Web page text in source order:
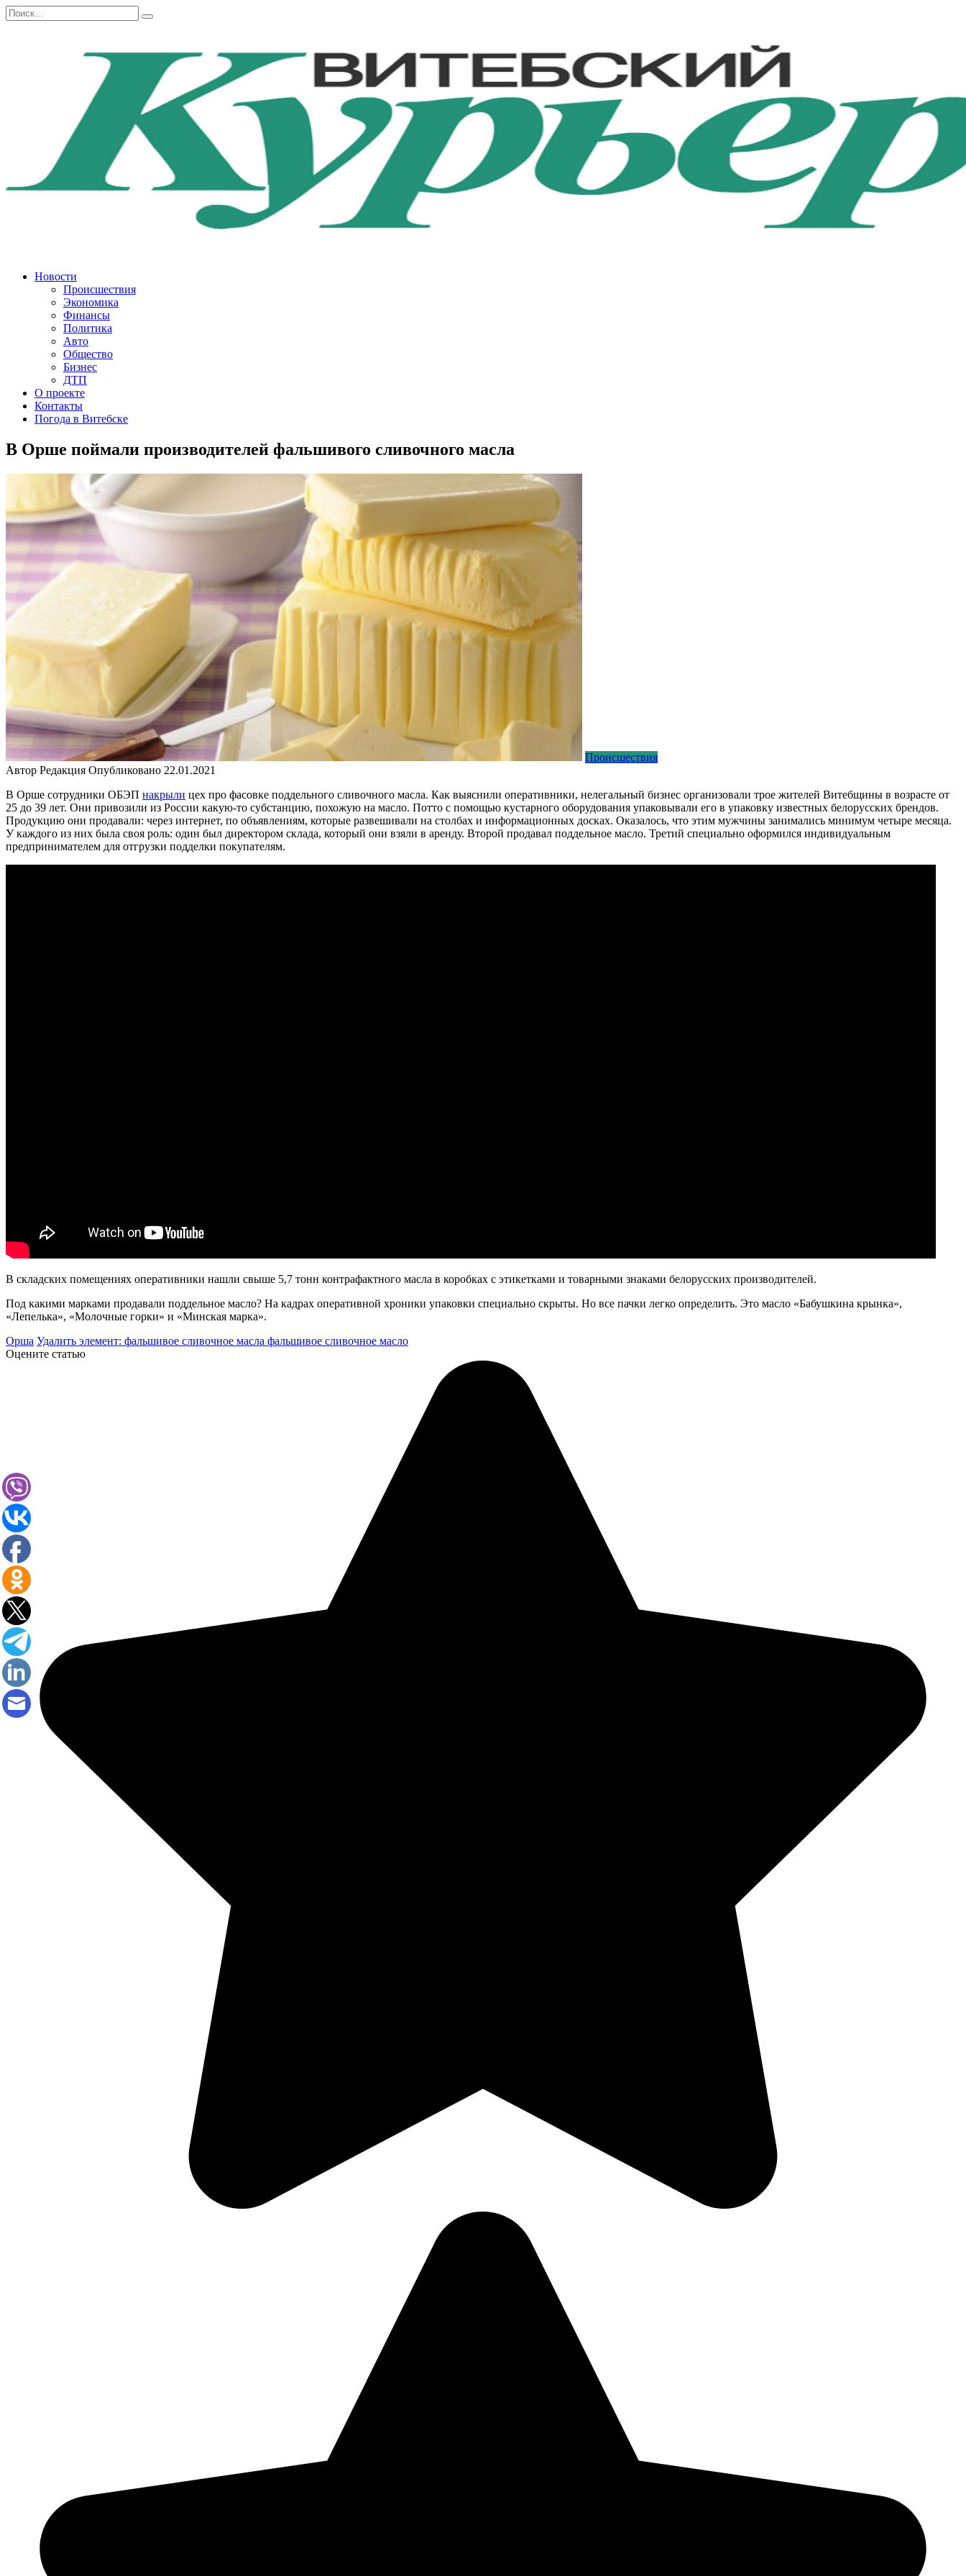
Перейти
к
Search
for:
Новости
Происшествия
Экономика
Финансы
Политика
Авто
Общество
Бизнес
ДТП
О проекте
Контакты
Погода в Витебске
В Орше поймали производителей фальшивого сливочного масла
Происшествия
Автор Редакция Опубликовано 22.01.2021
В Орше сотрудники ОБЭП накрыли цех про фасовке поддельного сливочного масла. Как выяснили оперативники, нелегальный бизнес организовали трое жителей Витебщины в возрасте от
25 до 39 лет. Они привозили из России какую-то субстанцию, похожую на масло. Потто с помощью кустарного оборудования упаковывали его в упаковку известных белорусских брендов.
Продукцию они продавали: через интернет, по объявлениям, которые развешивали на столбах и информационных досках. Оказалось, что этим мужчины занимались минимум четыре месяца.
У каждого из них была своя роль: один был директором склада, который они взяли в аренду. Второй продавал поддельное масло. Третий специально оформился индивидуальным
предпринимателем для отгрузки подделки покупателям.
В складских помещениях оперативники нашли свыше 5,7 тонн контрафактного масла в коробках с этикетками и товарными знаками белорусских производителей.
Под какими марками продавали поддельное масло? На кадрах оперативной хроники упаковки специально скрыты. Но все пачки легко определить. Это масло «Бабушкина крынка»,
«Лепелька», «Молочные горки» и «Минская марка».
Орша Удалить элемент: фальшивое сливочное масла фальшивое сливочное масло
Оцените статью